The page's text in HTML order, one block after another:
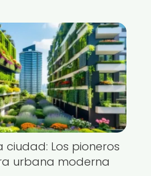
ciudad: Los pioneros
urbana moderna